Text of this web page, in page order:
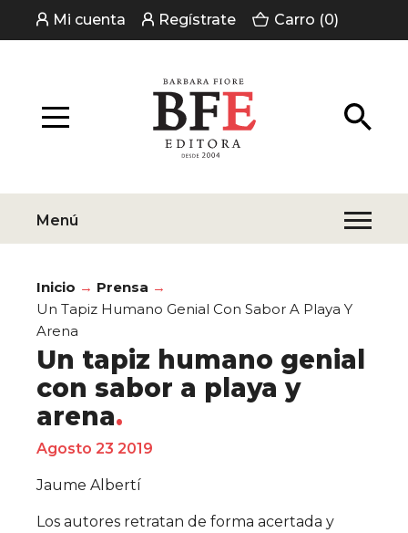
Mi cuenta Regístrate Carro (0)
Menú
Inicio
Prensa
Un Tapiz Humano Genial Con Sabor A Playa Y
Arena
Un tapiz humano genial
con sabor a playa y
arena
Agosto 23 2019
Jaume Albertí
Los autores retratan de forma acertada y